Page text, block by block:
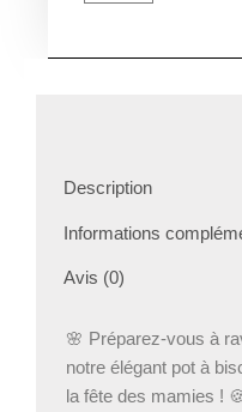
Description
Informations
Avis (0)
🌸 Préparez-vous à
notre élégant pot à
la fête des mamies !